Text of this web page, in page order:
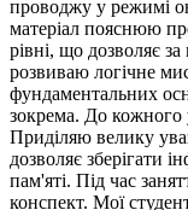
проводжу у режимі
матеріал пояснюю
рівні, що дозволяє
розвиваю логічне
фундаментальних
зокрема. До кожного
Приділяю велику
дозволяє зберігати
пам'яті. Під час
конспект. Мої